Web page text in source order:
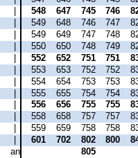
548 647 745 746
549 648 746 747
549 649 747 748
550 650 748 749
552 652 751 751
553 653 752 752
| 554 654 753 753
| 555 655 754 754
556 656 755 755
558 658 757 757
559 659 758 758
601 702 802 800
an 805